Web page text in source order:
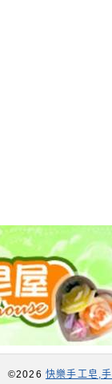
©2026 快樂手工皂,